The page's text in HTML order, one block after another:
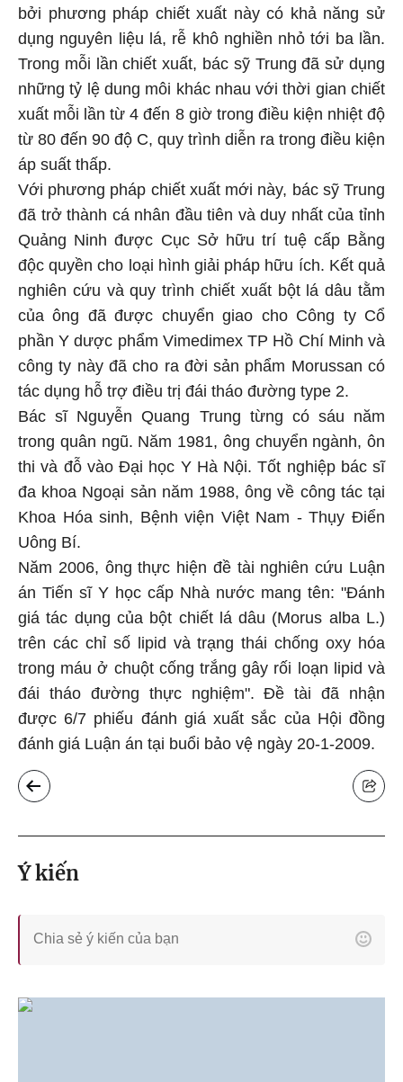
bởi phương pháp chiết xuất này có khả năng sử
dụng nguyên liệu lá, rễ khô nghiền nhỏ tới ba lần.
Trong mỗi lần chiết xuất, bác sỹ Trung đã sử dụng
những tỷ lệ dung môi khác nhau với thời gian chiết
xuất mỗi lần từ 4 đến 8 giờ trong điều kiện nhiệt độ
từ 80 đến 90 độ C, quy trình diễn ra trong điều kiện
áp suất thấp.
Với phương pháp chiết xuất mới này, bác sỹ Trung
đã trở thành cá nhân đầu tiên và duy nhất của tỉnh
Quảng Ninh được Cục Sở hữu trí tuệ cấp Bằng
độc quyền cho loại hình giải pháp hữu ích. Kết quả
nghiên cứu và quy trình chiết xuất bột lá dâu tằm
của ông đã được chuyển giao cho Công ty Cổ
phần Y dược phẩm Vimedimex TP Hồ Chí Minh và
công ty này đã cho ra đời sản phẩm Morussan có
tác dụng hỗ trợ điều trị đái tháo đường type 2.
Bác sĩ Nguyễn Quang Trung từng có sáu năm
trong quân ngũ. Năm 1981, ông chuyển ngành, ôn
thi và đỗ vào Đại học Y Hà Nội. Tốt nghiệp bác sĩ
đa khoa Ngoại sản năm 1988, ông về công tác tại
Khoa Hóa sinh, Bệnh viện Việt Nam - Thụy Điển
Uông Bí.
Năm 2006, ông thực hiện đề tài nghiên cứu Luận
án Tiến sĩ Y học cấp Nhà nước mang tên: "Đánh
giá tác dụng của bột chiết lá dâu (Morus alba L.)
trên các chỉ số lipid và trạng thái chống oxy hóa
trong máu ở chuột cống trắng gây rối loạn lipid và
đái tháo đường thực nghiệm". Đề tài đã nhận
được 6/7 phiếu đánh giá xuất sắc của Hội đồng
đánh giá Luận án tại buổi bảo vệ ngày 20-1-2009.
Ý kiến